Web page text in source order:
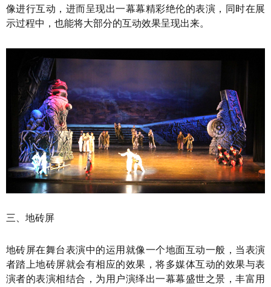
像进行互动，进而呈现出一幕幕精彩绝伦的表演，同时在展
示过程中，也能将大部分的互动效果呈现出来。
三、地砖屏
地砖屏在舞台表演中的运用就像一个地面互动一般，当表演
者踏上地砖屏就会有相应的效果，将多媒体互动的效果与表
演者的表演相结合，为用户演绎出一幕幕盛世之景，丰富用